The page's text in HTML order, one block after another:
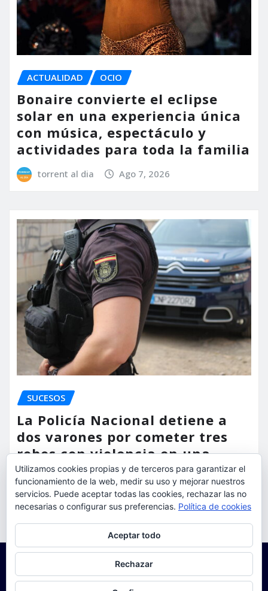
ACTUALIDAD OCIO
Bonaire convierte el eclipse
solar en una experiencia única
con música, espectáculo y
actividades para toda la familia
torrent al dia Ago 7, 2026
SUCESOS
La Policía Nacional detiene a
dos varones por cometer tres
robos con violencia en una
misma mañana
torrent al dia Ago 7, 2026
Utilizamos cookies propias y de terceros para garantizar el
funcionamiento de la web, medir su uso y mejorar nuestros
servicios. Puede aceptar todas las cookies, rechazar las no
necesarias o configurar sus preferencias. Política de cookies
Aceptar todo
Rechazar
Para obtener más información, incluido cómo gestionar las cookies,